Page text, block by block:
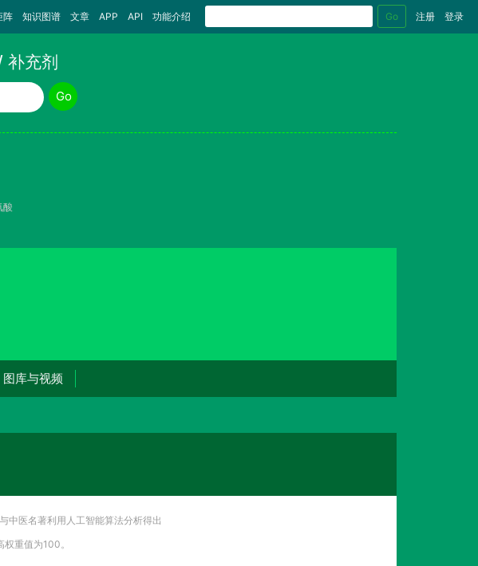
阵 知识图谱 文章 APP API 功能介绍 Go 注册 登录
补充剂
Go
酸
图库与视频
中医名著利用人工智能算法分析得出
重值为100。